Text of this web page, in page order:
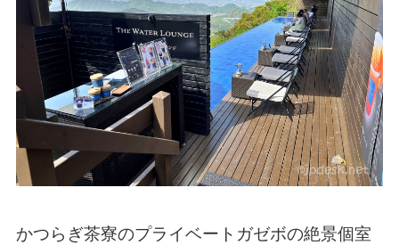
かつらぎ茶寮のプライベートガゼボの絶景個室